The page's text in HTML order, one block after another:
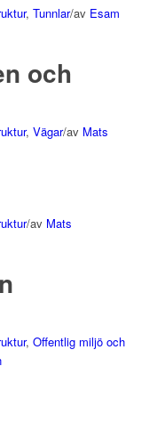
, Tunnlar/av Esam
och
, Vägar/av Mats
/av Mats
, Offentlig miljö och